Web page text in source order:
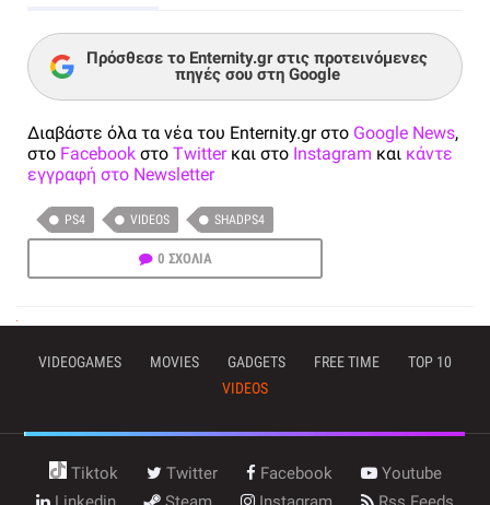
Πρόσθεσε το Enternity.gr στις προτεινόμενες
πηγές σου στη Google
Διαβάστε όλα τα νέα του Enternity.gr στο Google News,
στο Facebook στο Twitterκαι στο Instagram και κάντε
εγγραφή στο Newsletter
PS4 VIDEOS SHADPS4
0 ΣΧΟΛΙΑ
VIDEOGAMES MOVIES GADGETS FREE TIME
TOP 10
VIDEOS
Tiktok Twitter Facebook
Youtube